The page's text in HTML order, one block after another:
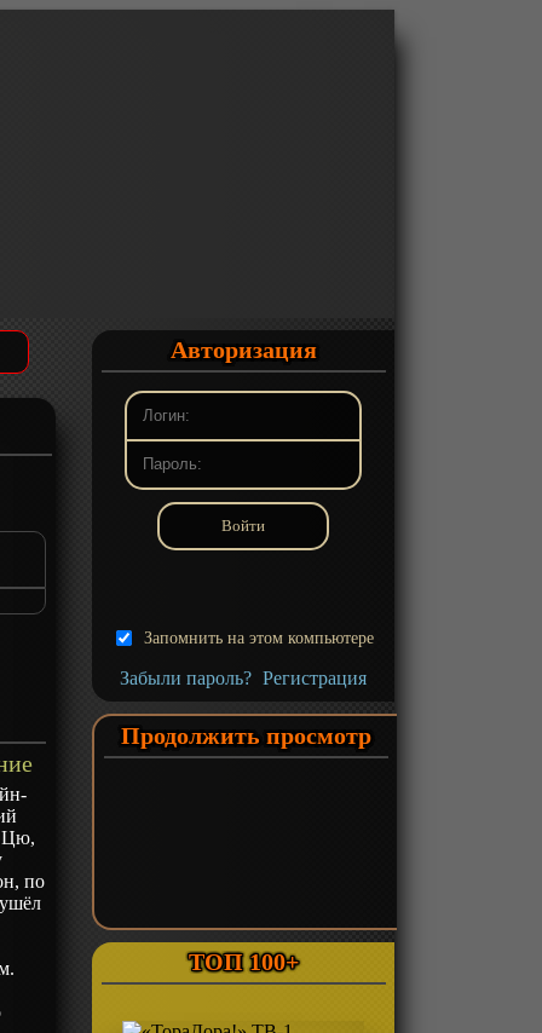
Цю,
по
Авторизация
Запомнить на этом компьютере
Забыли пароль? Регистрация
Продолжить просмотр
ТОП 100+